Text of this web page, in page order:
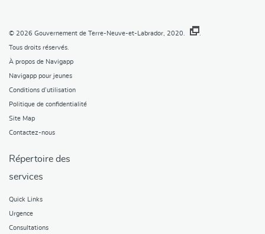
© 2026 Gouvernement de Terre-Neuve-et-Labrador, 2020. .
Tous droits réservés.
À propos de Navigapp
Navigapp pour jeunes
Conditions d’utilisation
Politique de confidentialité
Site Map
Contactez-nous
Répertoire des
services
Quick Links
Urgence
Consultations